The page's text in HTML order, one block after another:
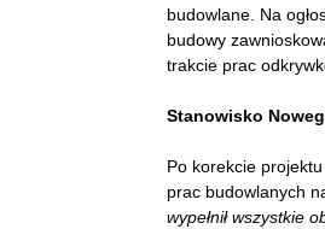
budowlane. Na
budowy
trakcie prac
Stanowisko
Po korekcie
prac budowlanych
wypełnił wszystkie